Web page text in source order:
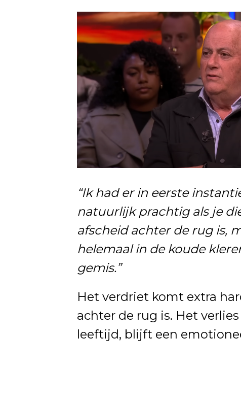
“Ik had er in eerste
natuurlijk prachtig als je
afscheid achter de rug is,
helemaal in de koude
gemis.”
Het verdriet komt extra
achter de rug is. Het
leeftijd, blijft een